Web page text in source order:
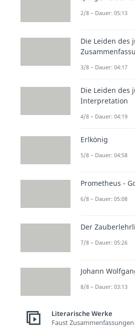
2/8 – Dauer: 05:13
Die Leiden des
3/8 – Dauer: 04:17
Die Leiden des
Interpretation
4/8 – Dauer: 04:19
Erlkönig
5/8 – Dauer: 04:58
Prometheus -
6/8 – Dauer: 05:08
Der
7/8 – Dauer: 05:26
Johann
8/8 – Dauer: 03:13
Literarische Werke
Faust Zusammenfassungen